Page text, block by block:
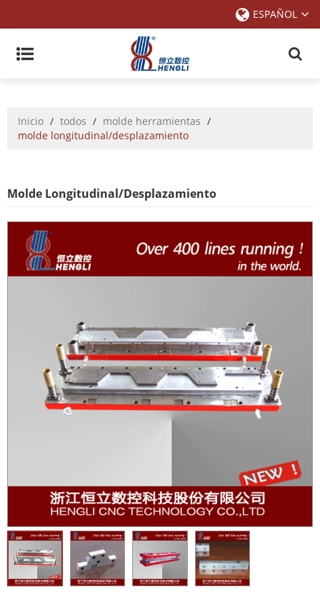
ESPAÑOL
Inicio / todos / molde herramientas /
molde longitudinal/desplazamiento
Molde Longitudinal/desplazamiento